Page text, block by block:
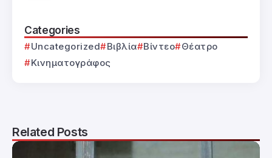
Categories
Uncategorized Βιβλία Βίντεο
Θέατρο
Κινηματογράφος
Related Posts